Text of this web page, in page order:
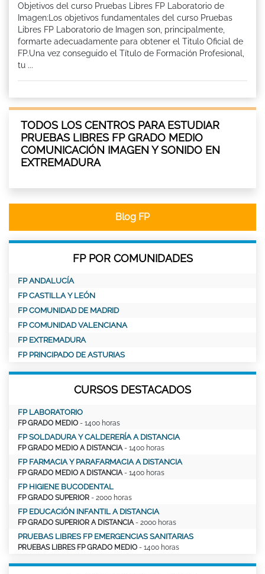
Objetivos del curso Pruebas Libres FP Laboratorio de
Imagen:Los objetivos fundamentales del curso Pruebas
Libres FP Laboratorio de Imagen son, principalmente,
formarte adecuadamente para obtener el Titulo Oficial de
FP.Una vez conseguido el Título de Formación Profesional,
tu ...
TODOS LOS CENTROS PARA ESTUDIAR
PRUEBAS LIBRES FP GRADO MEDIO
COMUNICACIÓN IMAGEN Y SONIDO EN
EXTREMADURA
Blog FP
FP POR COMUNIDADES
FP ANDALUCÍA
FP CASTILLA Y LEÓN
FP COMUNIDAD DE MADRID
FP COMUNIDAD VALENCIANA
FP EXTREMADURA
FP PRINCIPADO DE ASTURIAS
CURSOS DESTACADOS
FP LABORATORIO
FP GRADO MEDIO - 1400 horas
FP SOLDADURA Y CALDERERÍA A DISTANCIA
FP GRADO MEDIO A DISTANCIA - 1400 horas
FP FARMACIA Y PARAFARMACIA A DISTANCIA
FP GRADO MEDIO A DISTANCIA - 1400 horas
FP HIGIENE BUCODENTAL
FP GRADO SUPERIOR - 2000 horas
FP EDUCACIÓN INFANTIL A DISTANCIA
FP GRADO SUPERIOR A DISTANCIA - 2000 horas
PRUEBAS LIBRES FP EMERGENCIAS SANITARIAS
PRUEBAS LIBRES FP GRADO MEDIO - 1400 horas